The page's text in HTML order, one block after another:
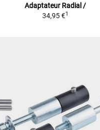
Adaptateur Radial /
34,95 €1